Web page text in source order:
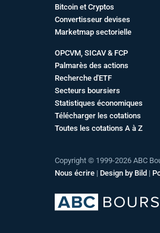
Bitcoin et Cryptos
Convertisseur devises
Marketmap sectorielle
OPCVM, SICAV & FCP
Palmarès des actions
Recherche d'ETF
Secteurs boursiers
Statistiques économiques
Télécharger les cotations
Toutes les cotations A à Z
Copyright © 1999-2026 ABC
Nous écrire | Design by Bild |